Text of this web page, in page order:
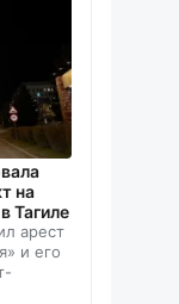
на
Тагиле
арест
и его